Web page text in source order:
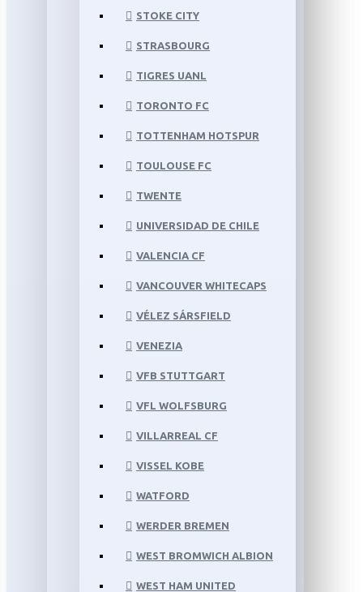
STOKE CITY
STRASBOURG
TIGRES UANL
TORONTO FC
TOTTENHAM HOTSPUR
TOULOUSE FC
TWENTE
UNIVERSIDAD DE CHILE
VALENCIA CF
VANCOUVER WHITECAPS
VÉLEZ SÁRSFIELD
VENEZIA
VFB STUTTGART
VFL WOLFSBURG
VILLARREAL CF
VISSEL KOBE
WATFORD
WERDER BREMEN
WEST BROMWICH ALBION
WEST HAM UNITED